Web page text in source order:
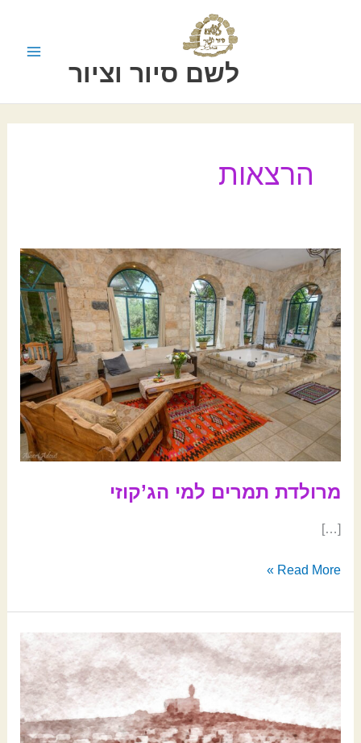
לשם סיור וציור
הרצאות
מרולדת תמרים למי הג’קוזי
[…]
מרולדת
תמרים
למי
הג’קוזי
Read More »
מעברת
פראדיה